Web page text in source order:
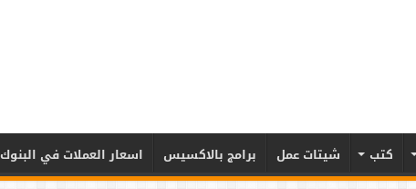
كتب شيتات عمل برامج بالاكسيس اسعار العملات في البنوك